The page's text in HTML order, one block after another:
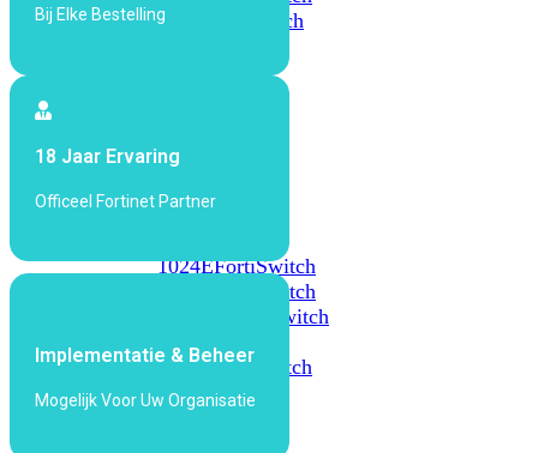
648F
FortiSwitch
1000
Series
1024EFortiSwitch
FortiSwitch
FortiSwitch
T1024F-
FPOEFortiSwitch
1048G
Bij Elke Bestelling
18 Jaar Ervaring
Officeel Fortinet Partner
Implementatie & Beheer
Mogelijk Voor Uw Organisatie